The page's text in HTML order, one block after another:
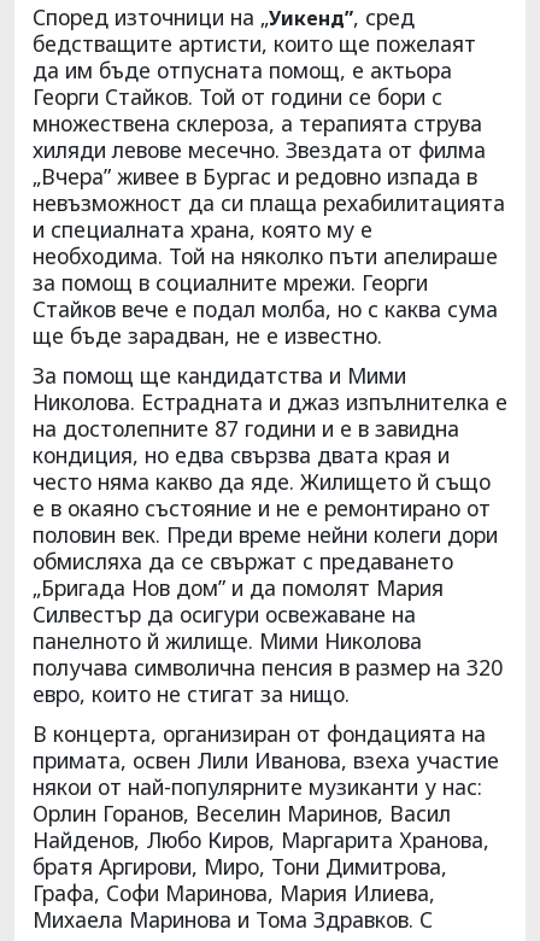
Според източници на „Уикенд”, сред
бедстващите артисти, които ще пожелаят
да им бъде отпусната помощ, е актьора
Георги Стайков. Той от години се бори с
множествена склероза, а терапията струва
хиляди левове месечно. Звездата от филма
„Вчера” живее в Бургас и редовно изпада в
невъзможност да си плаща рехабилитацията
и специалната храна, която му е
необходима. Той на няколко пъти апелираше
за помощ в социалните мрежи. Георги
Стайков вече е подал молба, но с каква сума
ще бъде зарадван, не е известно.
За помощ ще кандидатства и Мими
Николова. Естрадната и джаз изпълнителка е
на достолепните 87 години и е в завидна
кондиция, но едва свързва двата края и
често няма какво да яде. Жилището й също
е в окаяно състояние и не е ремонтирано от
половин век. Преди време нейни колеги дори
обмисляха да се свържат с предаването
„Бригада Нов дом” и да помолят Мария
Силвестър да осигури освежаване на
панелното й жилище. Мими Николова
получава символична пенсия в размер на 320
евро, които не стигат за нищо.
В концерта, организиран от фондацията на
примата, освен Лили Иванова, взеха участие
някои от най-популярните музиканти у нас:
Орлин Горанов, Веселин Маринов, Васил
Найденов, Любо Киров, Маргарита Хранова,
братя Аргирови, Миро, Тони Димитрова,
Графа, Софи Маринова, Мария Илиева,
Михаела Маринова и Тома Здравков. С